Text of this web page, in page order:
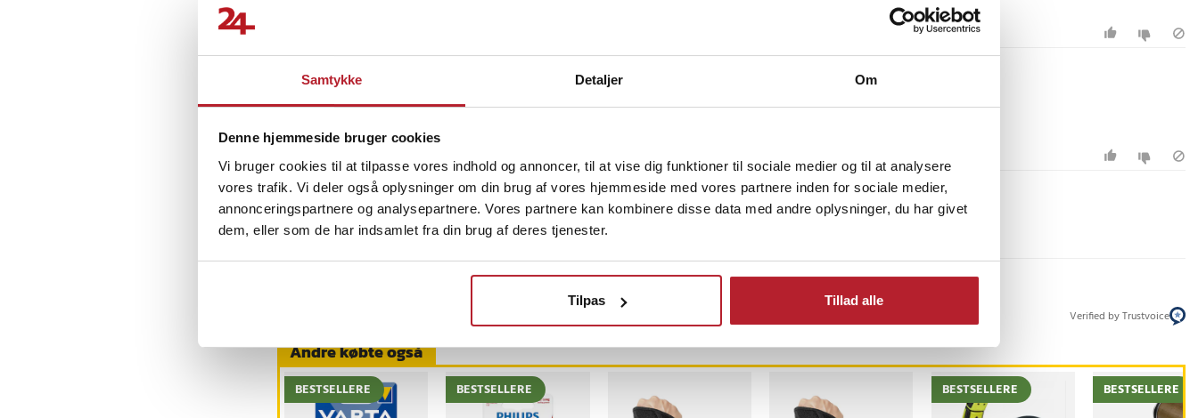
Samtykke Detaljer Om
Denne hjemmeside bruger cookies
Vi bruger cookies til at tilpasse vores indhold og annoncer, til at vise dig funktioner til sociale medier og til at analysere
vores trafik. Vi deler også oplysninger om din brug af vores hjemmeside med vores partnere inden for sociale medier,
annonceringspartnere og analysepartnere. Vores partnere kan kombinere disse data med andre oplysninger, du har givet
dem, eller som de har indsamlet fra din brug af deres tjenester.
Tilpas Tillad alle
MG Mikael G
BF Birgitte F •3 dage siden
Verified by Trustvoice
Andre købte også
BESTSELLERE BESTSELLERE BESTSELLERE BESTSELLERE